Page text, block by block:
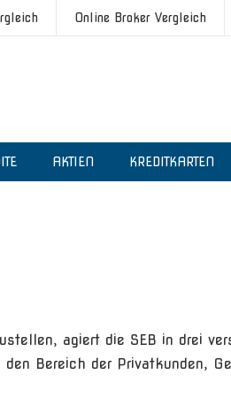
Online Broker Vergleich
AKTIEN KREDITKARTEN
agiert die SEB in drei
Bereich der Privatkunden,